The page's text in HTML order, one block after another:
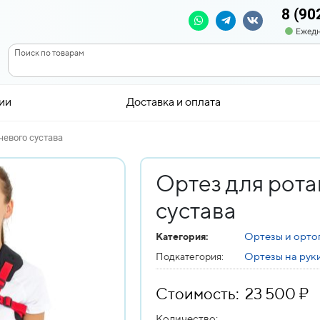
8
Поиск по товарам
Доставка и оплата
сустава
Ортез для
сустава
Категория: Ортезы и
Подкатегория: Ортезы на
Стоимость: 23 500 ₽